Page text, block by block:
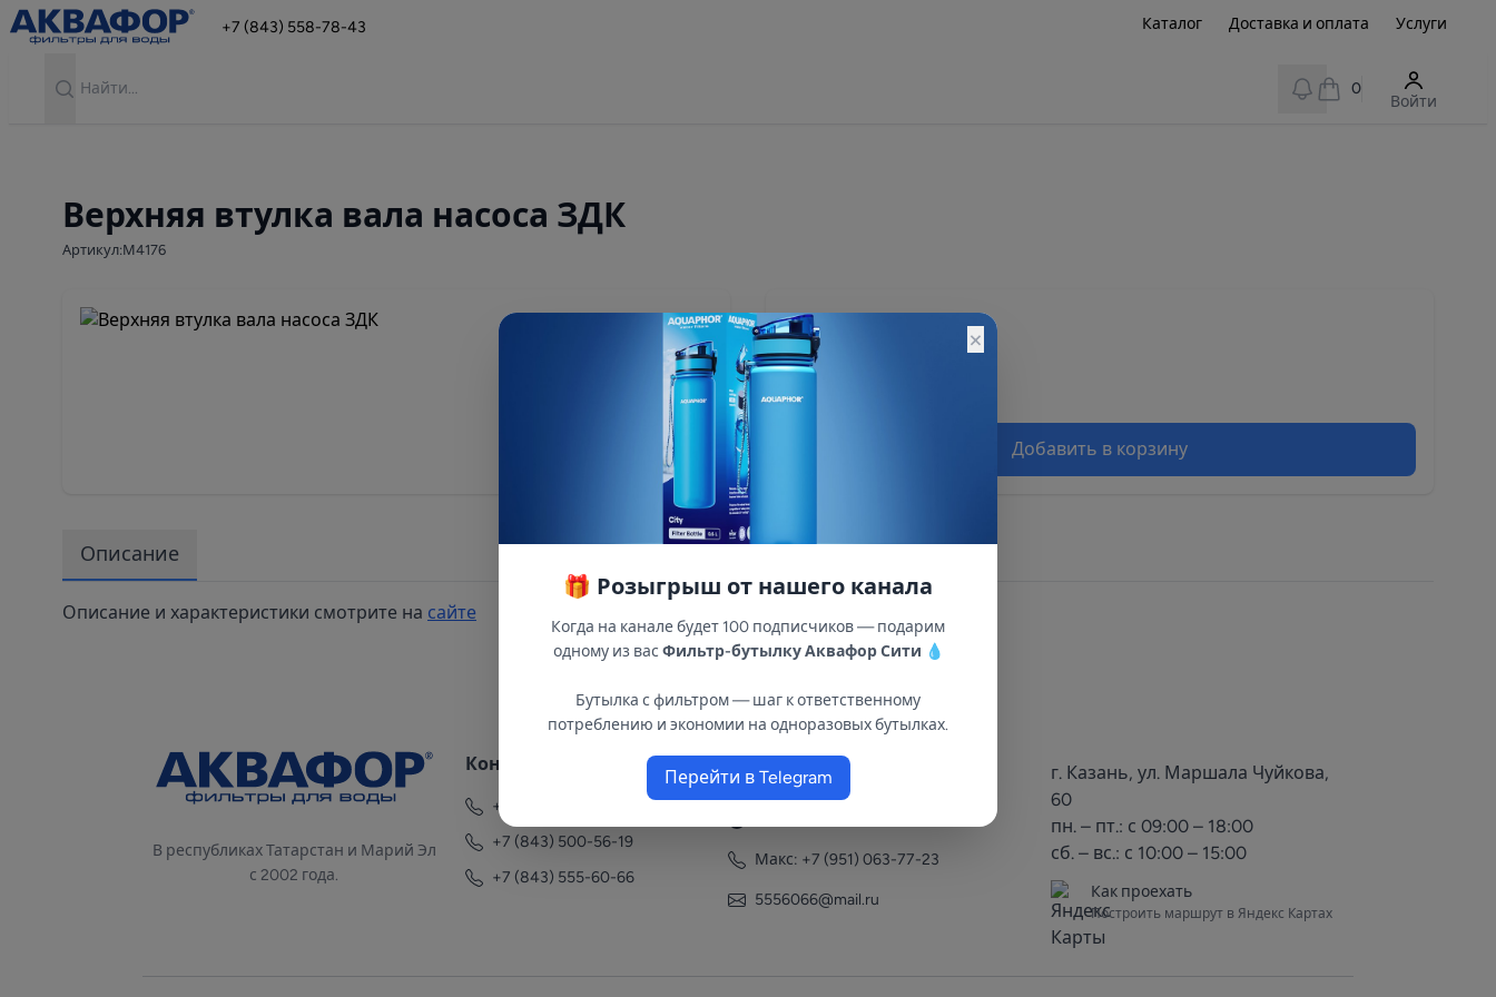
+7 (843) 558-78-43 Каталог Доставка и оплата Услуги
View notifications
0
Войти
Верхняя втулка вала насоса ЗДК
Артикул:М4176
100 ₽
Остатки:
Добавить в корзину
Описание
Описание и характеристики смотрите на сайте
В республиках Татарстан и Марий Эл
с 2002 года.
Контакты
+7 (843) 558-78-43
+7 (843) 500-56-19
+7 (843) 555-60-66
+7 (951) 063-77-23
Макс: +7 (951) 063-77-23
5556066@mail.ru
г. Казань, ул. Маршала Чуйкова,
60
пн. – пт.: с 09:00 – 18:00
сб. – вс.: с 10:00 – 15:00
Как проехать
Построить маршрут в Яндекс Картах
×
🎁 Розыгрыш от нашего канала
Когда на канале будет 100 подписчиков — подарим
одному из вас Фильтр-бутылку Аквафор Сити 💧
Бутылка с фильтром — шаг к ответственному
потреблению и экономии на одноразовых бутылках.
Перейти в Telegram